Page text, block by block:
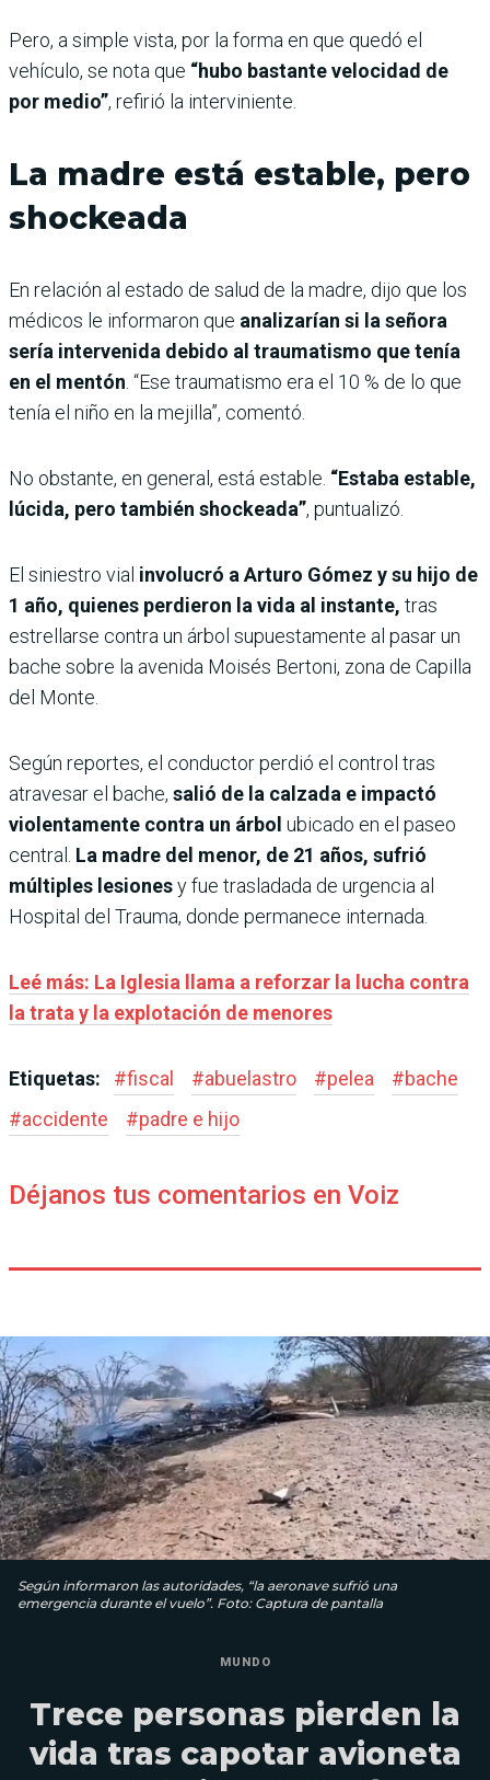
Pero, a simple vista, por la forma en que quedó el
vehículo, se nota que “hubo bastante velocidad de
por medio”, refirió la interviniente.
La madre está estable, pero
shockeada
En relación al estado de salud de la madre, dijo que los
médicos le informaron que analizarían si la señora
sería intervenida debido al traumatismo que tenía
en el mentón. “Ese traumatismo era el 10 % de lo que
tenía el niño en la mejilla”, comentó.
No obstante, en general, está estable. “Estaba estable,
lúcida, pero también shockeada”, puntualizó.
El siniestro vial involucró a Arturo Gómez y su hijo de
1 año, quienes perdieron la vida al instante, tras
estrellarse contra un árbol supuestamente al pasar un
bache sobre la avenida Moisés Bertoni, zona de Capilla
del Monte.
Según reportes, el conductor perdió el control tras
atravesar el bache, salió de la calzada e impactó
violentamente contra un árbol ubicado en el paseo
central. La madre del menor, de 21 años, sufrió
múltiples lesionesy fue trasladada de urgencia al
Hospital del Trauma, donde permanece internada.
Leé más: La Iglesia llama a reforzar la lucha contra
la trata y la explotación de menores
Etiquetas: #fiscal #abuelastro #pelea #bache
#accidente #padre e hijo
Déjanos tus comentarios en Voiz
Según informaron las autoridades, “la aeronave sufrió una
emergencia durante el vuelo”. Foto: Captura de pantalla
MUNDO
Trece personas pierden la
vida tras capotar avioneta